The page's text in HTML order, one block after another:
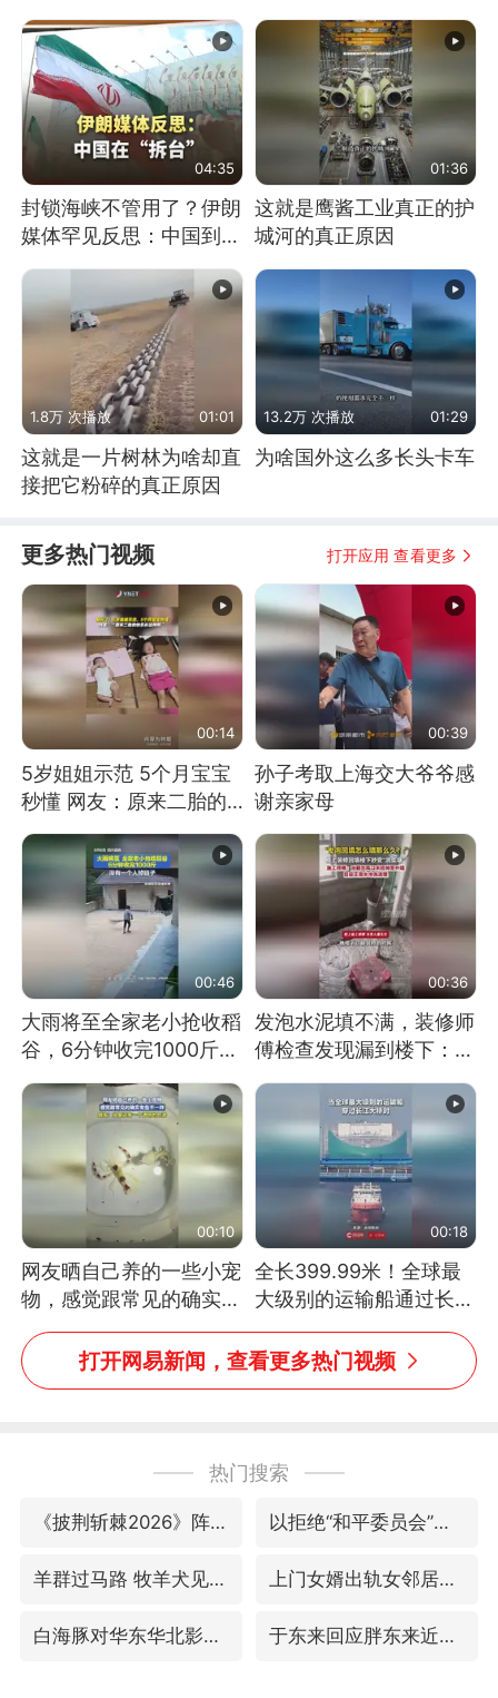
始？
04:35
封锁海峡不管用了？伊朗
媒体罕见反思：中国到底
01:36
这就是鹰酱工业真正的护
城河的真正原因
1.8万 次播放 01:01
这就是一片树林为啥却直
接把它粉碎的真正原因
13.2万 次播放 01:29
为啥国外这么多长头卡车
更多热门视频 打开应用 查看更多
00:14
5岁姐姐示范 5个月宝宝
秒懂 网友：原来二胎的
快乐长这样
00:39
孙子考取上海交大爷爷感
谢亲家母
00:46
大雨将至全家老小抢收稻
谷，6分钟收完1000斤，
没有一个人掉链子
00:36
发泡水泥填不满，装修师
傅检查发现漏到楼下：出
风口未延伸到外墙
00:10
网友晒自己养的一些小宠
物，感觉跟常见的确实有
些不一样
00:18
全长399.99米！全球最
大级别的运输船通过长江
大桥这一幕，太震撼了！
打开网易新闻，查看更多热门视频
热门搜索
《披荆斩棘2026》阵容官宣 以拒绝“和平委员会”的加沙和平计划
羊群过马路 牧羊犬见有车飞奔而来 上门女婿出轨女邻居多年被判重婚罪
白海豚对华东华北影响会大于巴威 于东来回应胖东来近25年老店年底关闭